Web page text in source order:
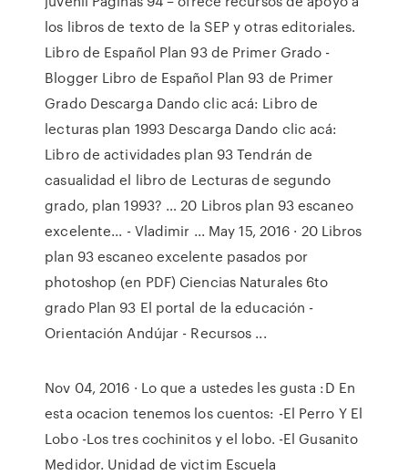
los libros de texto de la SEP y otras editoriales.
Libro de Español Plan 93 de Primer Grado -
Blogger Libro de Español Plan 93 de Primer
Grado Descarga Dando clic acá: Libro de
lecturas plan 1993 Descarga Dando clic acá:
Libro de actividades plan 93 Tendrán de
casualidad el libro de Lecturas de segundo
grado, plan 1993? … 20 Libros plan 93 escaneo
excelente... - Vladimir ... May 15, 2016 · 20 Libros
plan 93 escaneo excelente pasados por
photoshop (en PDF) Ciencias Naturales 6to
grado Plan 93 El portal de la educación -
Orientación Andújar - Recursos ...
Nov 04, 2016 · Lo que a ustedes les gusta :D En
esta ocacion tenemos los cuentos: -El Perro Y El
Lobo -Los tres cochinitos y el lobo. -El Gusanito
Medidor. Unidad de victim Escuela